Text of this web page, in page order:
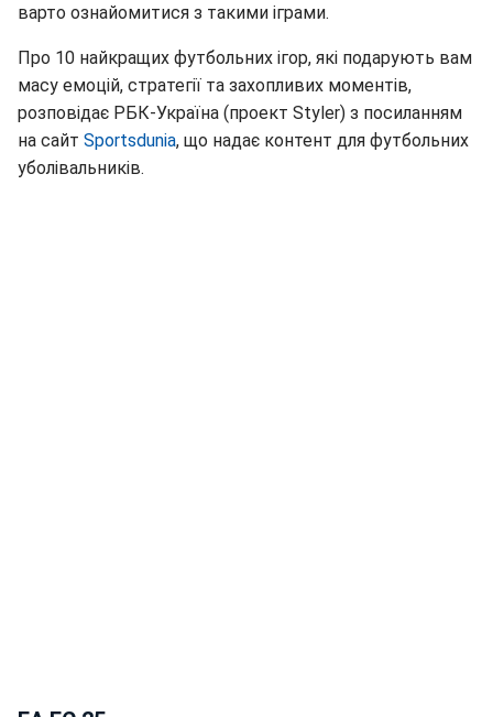
варто ознайомитися з такими іграми.
Про 10 найкращих футбольних ігор, які подарують вам
масу емоцій, стратегії та захопливих моментів,
розповідає РБК-Україна (проект Styler) з посиланням
на сайт Sportsdunia, що надає контент для футбольних
уболівальників.